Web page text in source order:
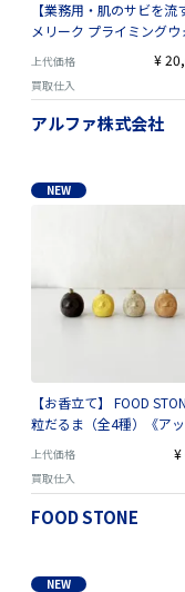
【業務用・肌のサビを流
メリーク プライミングウ
シュ 300mL｜水素水使
濃密泡でくすみオフ・サ
品質
上代価格 ¥
買取仕入
アルファ株式会社
NEW
【お香立て】 FOOD
粒だるま（全4種）《ア
上代価格 ¥
買取仕入
FOOD STONE
NEW